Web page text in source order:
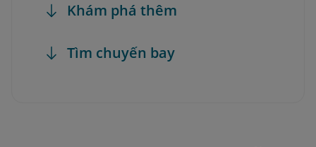
Khám phá thêm
Tìm chuyến bay